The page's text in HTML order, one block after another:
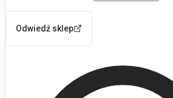
Odwiedź sklep